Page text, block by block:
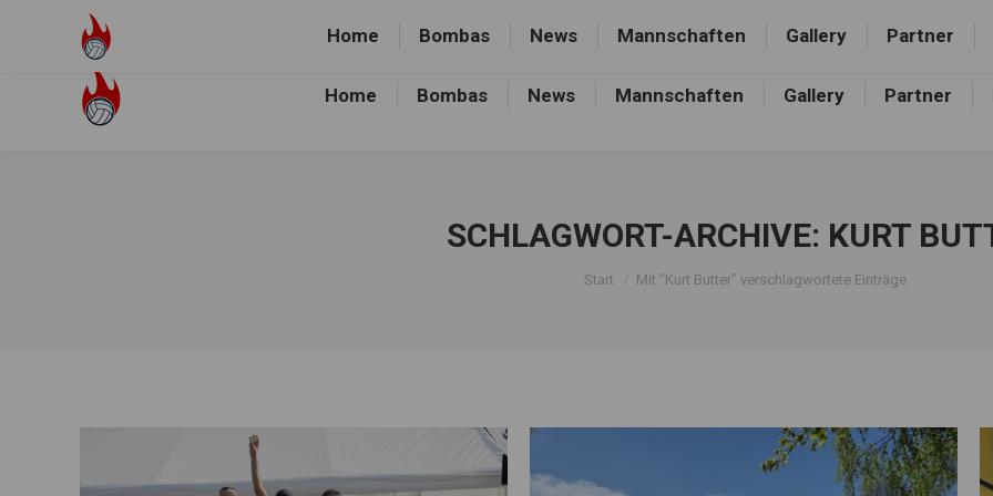
Volley-Bombas e.V.
Home Bombas News Mannschaften Gallery Partner
SCHLAGWORT-ARCHIVE: KURT
Sie befinden sich hier:
Start Mit "Kurt Butter" verschlagwortete Einträge
Home Bombas News Mannschaften Gallery Partner